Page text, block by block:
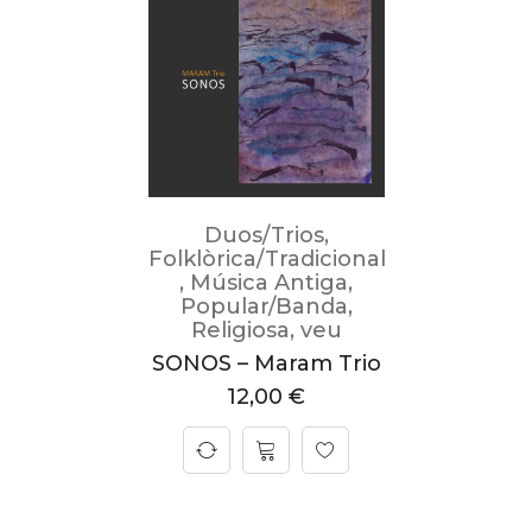
Duos/Trios,
Folklòrica/Tradicional
, Música Antiga,
Popular/Banda,
Religiosa, veu
SONOS – Maram Trio
12,00 €